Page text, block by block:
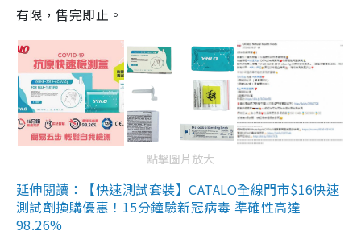
有限，售完即止。
點擊圖片放大
延伸閱讀：【快速測試套裝】CATALO全線門市$16快速
測試劑換購優惠！15分鐘驗新冠病毒 準確性高達
98.26%